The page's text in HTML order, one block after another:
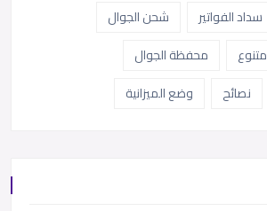
سداد الفواتير
شحن الجوال
متنوع
محفظة الجوال
نصائح وضع الميزانية